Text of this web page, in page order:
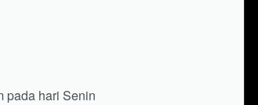
pada hari Senin